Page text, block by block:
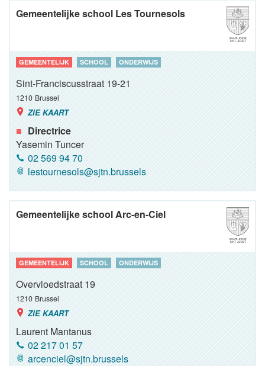
Gemeentelijke school Les Tournesols
GEMEENTELIJK SCHOOL ONDERWIJS
Sint-Franciscusstraat 19-21
1210 Brussel
ZIE KAART
Directrice
Yasemin Tuncer
02 569 94 70
lestournesols@sjtn.brussels
Gemeentelijke school Arc-en-Ciel
GEMEENTELIJK SCHOOL ONDERWIJS
Overvloedstraat 19
1210 Brussel
ZIE KAART
Laurent Mantanus
02 217 01 57
arcenciel@sjtn.brussels